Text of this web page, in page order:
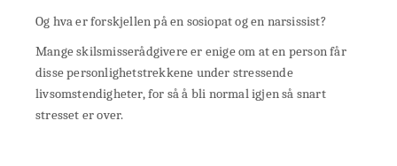
Og hva er forskjellen på en sosiopat og en narsissist?
Mange skilsmisserådgivere er enige om at en person får
disse personlighetstrekkene under stressende
livsomstendigheter, for så å bli normal igjen så snart
stresset er over.